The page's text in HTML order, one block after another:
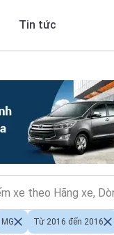
Tin tức
MG Từ 2016 đến 2016